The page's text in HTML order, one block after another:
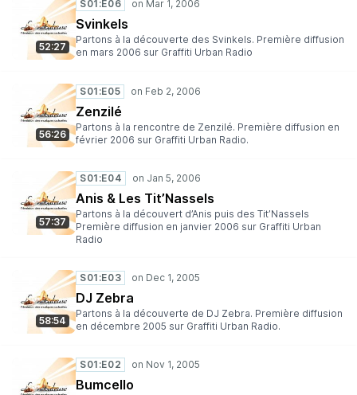
52:27
S01:E06
Svinkels
Partons à la découverte des Svinkels. Première diffusion
en mars 2006 sur Graffiti Urban Radio
56:26
S01:E05
Zenzilé
Partons à la rencontre de Zenzilé. Première diffusion en
février 2006 sur Graffiti Urban Radio.
57:37
S01:E04
Anis & Les Tit’Nassels
Partons à la découvert d’Anis puis des Tit’Nassels
Première diffusion en janvier 2006 sur Graffiti Urban
Radio
58:54
S01:E03
DJ Zebra
Partons à la découverte de DJ Zebra. Première diffusion
en décembre 2005 sur Graffiti Urban Radio.
S01:E02
Bumcello